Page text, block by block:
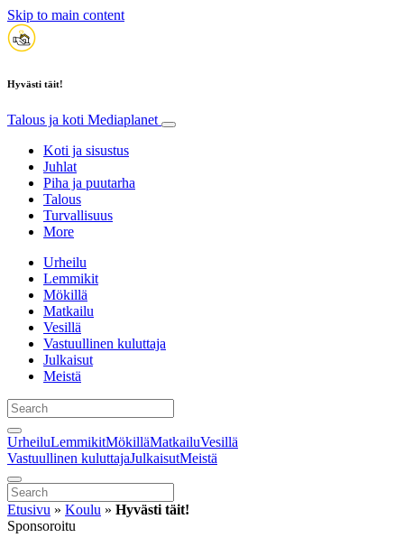
Skip to main content
Hyvästi täit!
Talous ja koti Mediaplanet
Koti ja sisustus
Juhlat
Piha ja puutarha
Talous
Turvallisuus
More
Urheilu
Lemmikit
Mökillä
Matkailu
Vesillä
Vastuullinen kuluttaja
Julkaisut
Meistä
UrheiluLemmikitMökilläMatkailuVesillä
Vastuullinen kuluttajaJulkaisutMeistä
Etusivu » Koulu » Hyvästi täit!
Sponsoroitu